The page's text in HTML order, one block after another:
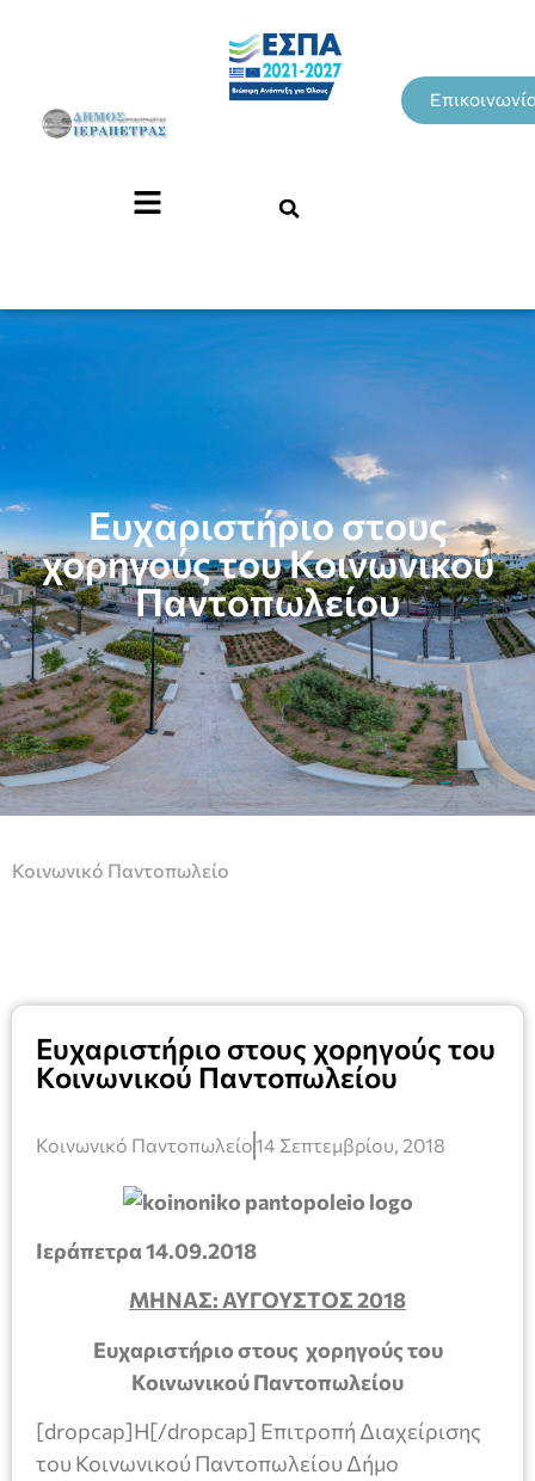
Ευχαριστήριο στους
χορηγούς του Κοινωνικού
Παντοπωλείου
Κοινωνικό Παντοπωλείο
Ευχαριστήριο στους χορηγούς του
Κοινωνικού Παντοπωλείου
Κοινωνικό Παντοπωλείο14 Σεπτεμβρίου, 2018
Ιεράπετρα 14.09.2018
ΜΗΝΑΣ: ΑΥΓΟΥΣΤΟΣ 2018
Ευχαριστήριο στους χορηγούς του
Κοινωνικού Παντοπωλείου
[dropcap]Η[/dropcap] Επιτροπή Διαχείρισης
του Κοινωνικού Παντοπωλείου Δήμο